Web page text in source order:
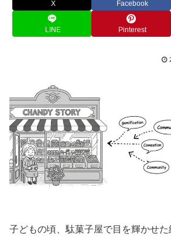
X Facebook
LINE Pinterest
子どもの頃、駄菓子屋で目を輝かせた